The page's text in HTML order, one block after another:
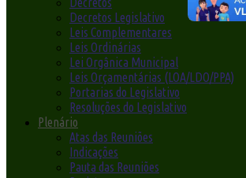
Decretos Legislativo
Leis Complementares
Leis Ordinárias
Lei Orgânica Municipal
Leis Orçamentárias (LOA/LDO/PPA)
Portarias do Legislativo
Resoluções do Legislativo
Plenário
Atas das Reuniões
Indicações
Pauta das Reuniões